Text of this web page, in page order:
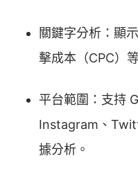
關鍵字分析：顯
擊成本（CPC）
平台範圍：支持
Instagram、
據分析。